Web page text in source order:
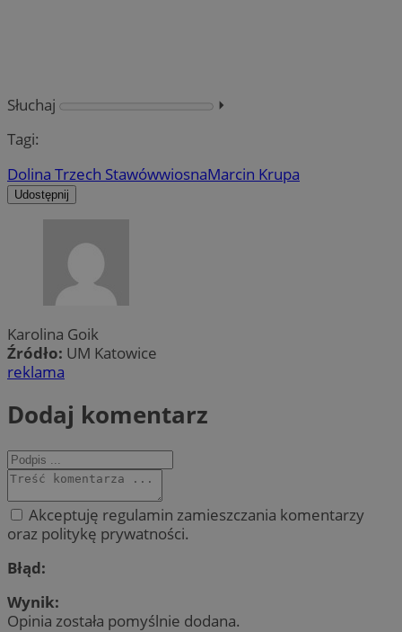
Słuchaj
⏵︎
Tagi:
Dolina Trzech StawówwiosnaMarcin Krupa
Udostępnij
Karolina Goik
Źródło: UM Katowice
reklama
Dodaj komentarz
Akceptuję regulamin zamieszczania komentarzy
oraz politykę prywatności.
Błąd:
Wynik:
Opinia została pomyślnie dodana.